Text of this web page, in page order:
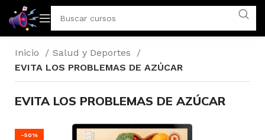
Inicio
Salud y Deportes
EVITA LOS PROBLEMAS DE AZÚCAR
EVITA LOS PROBLEMAS DE AZÚCAR
-50%